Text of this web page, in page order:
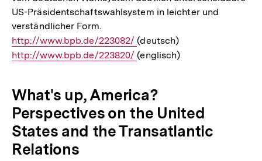
US-Präsidentschaftswahlsystem in leichter und
verständlicher Form.
Interner
Link:
http://www.bpb.de/223082/(deutsch)
Interner
http://www.bpb.de/223820/(englisch)
What's up, America?
Perspectives on the United
States and the Transatlantic
Relations